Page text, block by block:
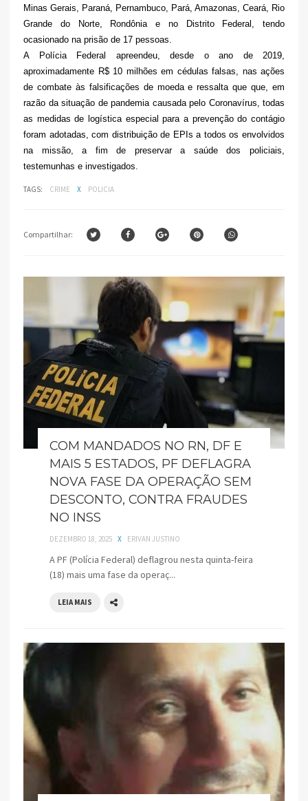
Minas Gerais, Paraná, Pernambuco, Pará, Amazonas, Ceará, Rio
Grande do Norte, Rondônia e no Distrito Federal, tendo
ocasionado na prisão de 17 pessoas.
A Polícia Federal apreendeu, desde o ano de 2019,
aproximadamente R$ 10 milhões em cédulas falsas, nas ações
de combate às falsificações de moeda e ressalta que que, em
razão da situação de pandemia causada pelo Coronavírus, todas
as medidas de logística especial para a prevenção do contágio
foram adotadas, com distribuição de EPIs a todos os envolvidos
na missão, a fim de preservar a saúde dos policiais,
testemunhas e investigados.
TAGS: CRIME X POLICIA
Compartilhar:
COM MANDADOS NO RN, DF E
MAIS 5 ESTADOS, PF DEFLAGRA
NOVA FASE DA OPERAÇÃO SEM
DESCONTO, CONTRA FRAUDES
NO INSS
DEZEMBRO 18, 2025 X ERIVAN JUSTINO
A PF (Polícia Federal) deflagrou nesta quinta-feira
(18) mais uma fase da operaç...
LEIA MAIS